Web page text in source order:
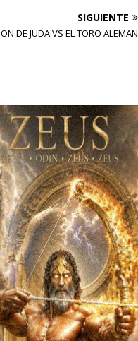
SIGUIENTE
DE JUDA VS EL TORO ALEMAN